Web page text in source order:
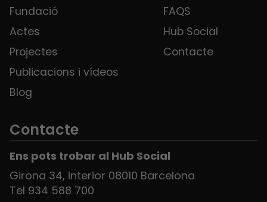
Fundació
Actes
Projectes
Publicacions i vídeos
Blog
FAQS
Hub Social
Contacte
Contacte
Ens pots trobar al Hub Social
Girona 34, interior 08010 Barcelona
Tel 934 588 700